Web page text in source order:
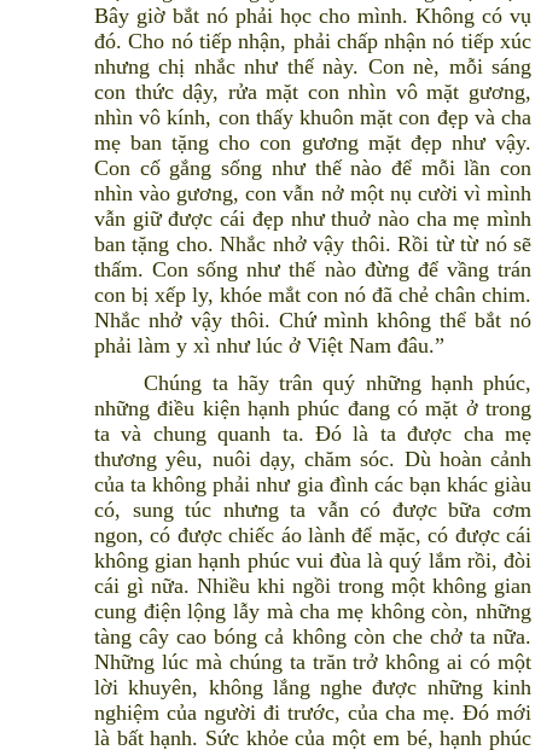
Bây giờ bắt nó phải học cho mình. Không có vụ
đó. Cho nó tiếp nhận, phải chấp nhận nó tiếp xúc
nhưng chị nhắc như thế này. Con nè, mỗi sáng
con thức dậy, rửa mặt con nhìn vô mặt gương,
nhìn vô kính, con thấy khuôn mặt con đẹp và cha
mẹ ban tặng cho con gương mặt đẹp như vậy.
Con cố gắng sống như thế nào để mỗi lần con
nhìn vào gương, con vẫn nở một nụ cười vì mình
vẫn giữ được cái đẹp như thuở nào cha mẹ mình
ban tặng cho. Nhắc nhở vậy thôi. Rồi từ từ nó sẽ
thấm. Con sống như thế nào đừng để vầng trán
con bị xếp ly, khóe mắt con nó đã chẻ chân chim.
Nhắc nhở vậy thôi. Chứ mình không thể bắt nó
phải làm y xì như lúc ở Việt Nam đâu.”
Chúng ta hãy trân quý những hạnh phúc,
những điều kiện hạnh phúc đang có mặt ở trong
ta và chung quanh ta. Đó là ta được cha mẹ
thương yêu, nuôi dạy, chăm sóc. Dù hoàn cảnh
của ta không phải như gia đình các bạn khác giàu
có, sung túc nhưng ta vẫn có được bữa cơm
ngon, có được chiếc áo lành để mặc, có được cái
không gian hạnh phúc vui đùa là quý lắm rồi, đòi
cái gì nữa. Nhiều khi ngồi trong một không gian
cung điện lộng lẫy mà cha mẹ không còn, những
tàng cây cao bóng cả không còn che chở ta nữa.
Những lúc mà chúng ta trăn trở không ai có một
lời khuyên, không lắng nghe được những kinh
nghiệm của người đi trước, của cha mẹ. Đó mới
là bất hạnh. Sức khỏe của một em bé, hạnh phúc